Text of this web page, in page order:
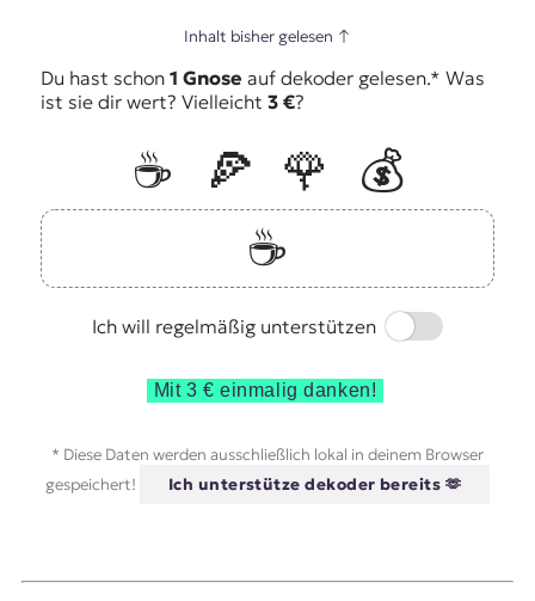
Inhalt bisher gelesen ↑
Du hast schon 1 Gnose auf dekoder gelesen.* Was
ist sie dir wert? Vielleicht 3 €?
☕️ 🍕 🌹
💰
☕️
Ich will regelmäßig unterstützen
Switch
Mit 3 € einmalig danken!
* Diese Daten werden ausschließlich lokal in deinem Browser
gespeichert!
Ich unterstütze dekoder bereits 🫶